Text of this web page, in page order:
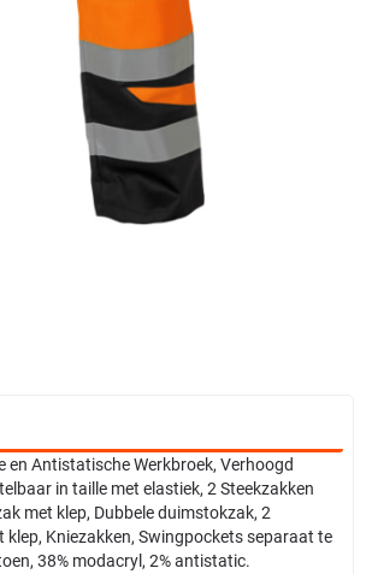
en Antistatische Werkbroek, Verhoogd
in taille met elastiek, 2 Steekzakken
met klep, Dubbele duimstokzak, 2
klep, Kniezakken, Swingpockets separaat te
38% modacryl, 2% antistatic.